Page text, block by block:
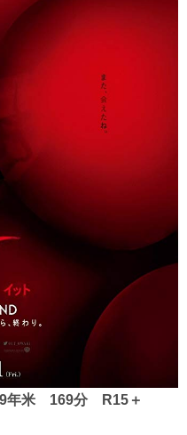
年米 169分 R15＋